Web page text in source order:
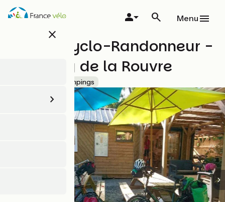
Aller
au
close
Menu
Tentes Cyclo-Randonneur -
Camping de la Rouvre
Campings